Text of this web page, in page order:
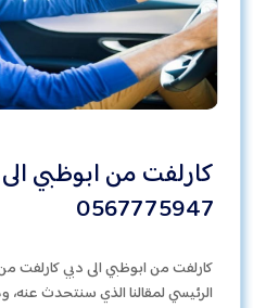
كارلفت من ابوظبي
0567775947
كارلفت من ابوظبي الى دبي كارلفت
الرئيسي لمقالنا الذي سنتحدث